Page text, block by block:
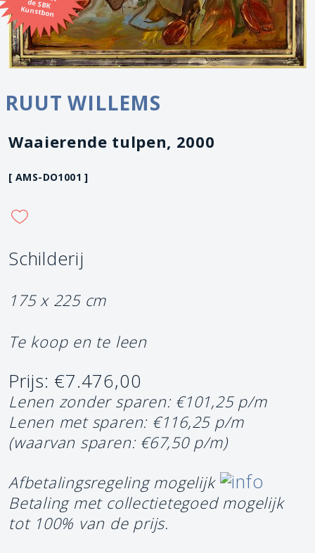
Kunstbon
RUUT WILLEMS
Waaierende tulpen, 2000
[ AMS-DO1001 ]
Schilderij
175 x 225 cm
Te koop en te leen
Prijs: €7.476,00
Lenen zonder sparen: €101,25 p/m
Lenen met sparen: €116,25 p/m
(waarvan sparen: €67,50 p/m)
Afbetalingsregeling mogelijk
Betaling met collectietegoed mogelijk
tot 100% van de prijs.